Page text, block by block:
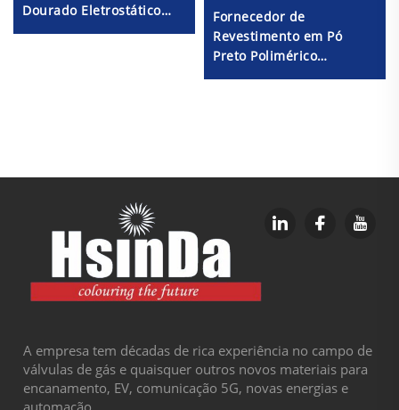
Dourado Eletrostático
Fornecedor de
Revestimento em Pó
Preto Polimérico
Satinado RAL9005,
A empresa tem décadas de rica experiência no campo de
válvulas de gás e quaisquer outros novos materiais para
encanamento, EV, comunicação 5G, novas energias e
automação